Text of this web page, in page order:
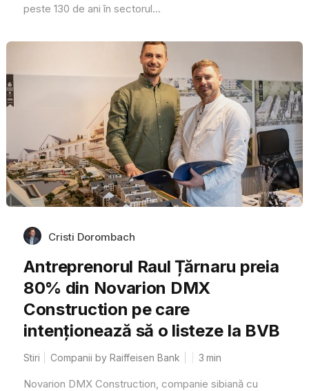
peste 130 de ani în sectorul...
Cristi Dorombach
Antreprenorul Raul Țărnaru preia
80% din Novarion DMX
Construction pe care
intenționează să o listeze la BVB
Stiri Companii by Raiffeisen Bank 3 min
Novarion DMX Construction, companie sibiană cu